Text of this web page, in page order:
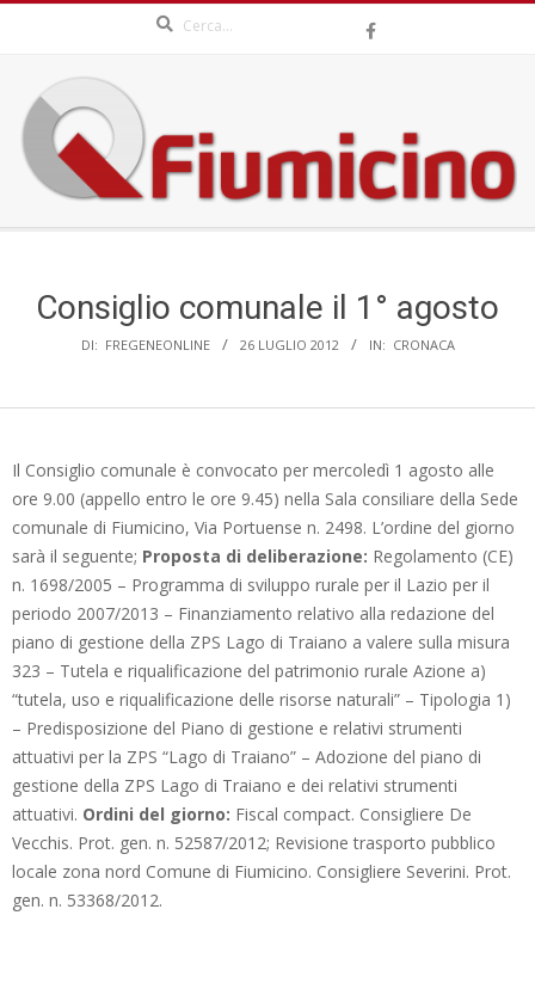
content
QFIUMICINO.COM
MenuConsiglio comunale il 1° agosto
DI: FREGENEONLINE 26 LUGLIO 2012 IN: CRONACA
Il Consiglio comunale è convocato per mercoledì 1 agosto alle
ore 9.00 (appello entro le ore 9.45) nella Sala consiliare della Sede
comunale di Fiumicino, Via Portuense n. 2498. L’ordine del giorno
sarà il seguente; Proposta di deliberazione: Regolamento (CE)
n. 1698/2005 – Programma di sviluppo rurale per il Lazio per il
periodo 2007/2013 – Finanziamento relativo alla redazione del
piano di gestione della ZPS Lago di Traiano a valere sulla misura
323 – Tutela e riqualificazione del patrimonio rurale Azione a)
“tutela, uso e riqualificazione delle risorse naturali” – Tipologia 1)
– Predisposizione del Piano di gestione e relativi strumenti
attuativi per la ZPS “Lago di Traiano” – Adozione del piano di
gestione della ZPS Lago di Traiano e dei relativi strumenti
attuativi. Ordini del giorno: Fiscal compact. Consigliere De
Vecchis. Prot. gen. n. 52587/2012; Revisione trasporto pubblico
locale zona nord Comune di Fiumicino. Consigliere Severini. Prot.
gen. n. 53368/2012.